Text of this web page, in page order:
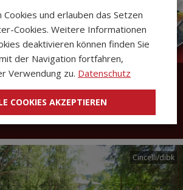
Tiroler
Cincelli/dibk
und erlauben das Setzen
Cookies. Weitere Informationen
deaktivieren können finden Sie
der Navigation fortfahren,
Verwendung zu. Datenschutz
COOKIES AKZEPTIEREN